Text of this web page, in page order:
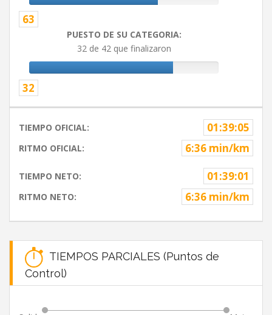
63
PUESTO DE SU CATEGORIA:
32 de 42 que finalizaron
32
TIEMPO OFICIAL: 01:39:05
RITMO OFICIAL: 6:36 min/km
TIEMPO NETO: 01:39:01
RITMO NETO: 6:36 min/km
TIEMPOS PARCIALES (Puntos de
Control)